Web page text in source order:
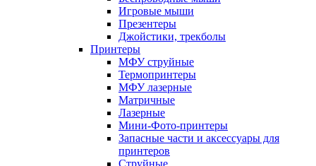
Игровые мыши
Презентеры
Джойстики, трекболы
Принтеры
МФУ струйные
Термопринтеры
МФУ лазерные
Матричные
Лазерные
Мини-Фото-принтеры
Запасные части и аксессуары для
принтеров
Струйные